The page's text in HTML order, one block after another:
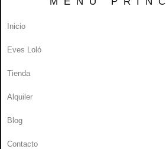
Inicio
Eves Loló
Tienda
Alquiler
Blog
Contacto